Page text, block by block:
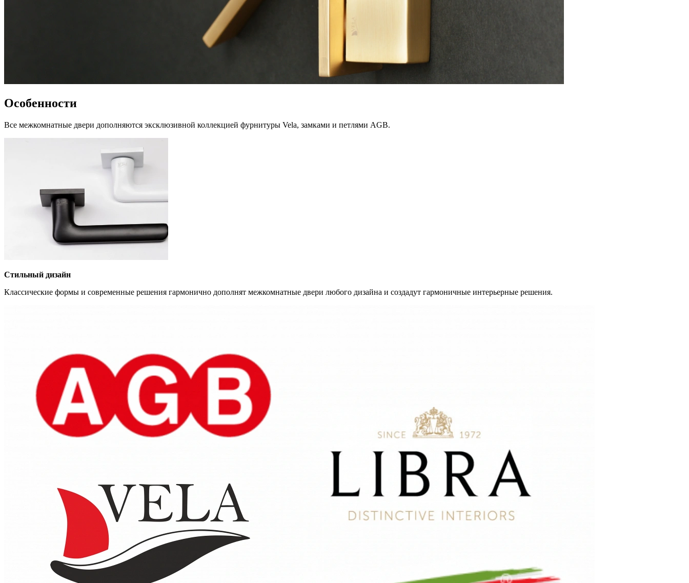
Особенности
Все межкомнатные двери дополняются эксклюзивной коллекцией фурнитуры Vela, замками и петлями AGB.
Стильный дизайн
Классические формы и современные решения гармонично дополнят межкомнатные двери любого дизайна и создадут гармоничные интерьерные решения.